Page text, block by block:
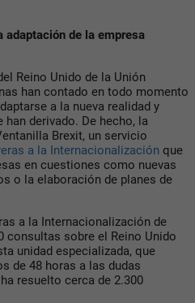
adaptación de la empresa
Reino Unido de la Unión
han contado en todo momento
a la nueva realidad y
derivado. De hecho, la
Brexit, un servicio
a la Internacionalización que
en cuestiones como nuevas
o la elaboración de planes de
a la Internacionalización de
consultas sobre el Reino Unido
unidad especializada, que
de 48 horas a las dudas
resuelto cerca de 2.300